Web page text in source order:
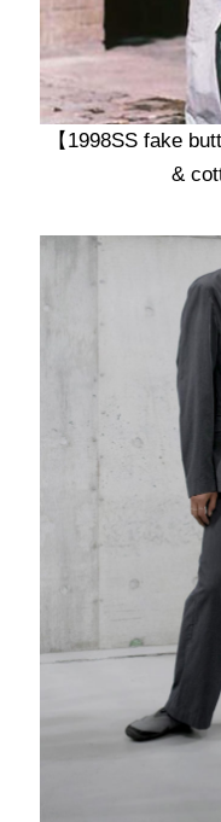
【 1998SS fake
&